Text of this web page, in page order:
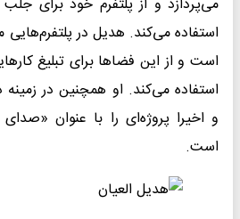
استفاده می‌کند. هدیل در پلتفرم‌هایی
است و از این فضاها برای تبلیغ
استفاده می‌کند. او همچنین در زمینه
و اخیرا پروژه‌ای را با عنوان
است.